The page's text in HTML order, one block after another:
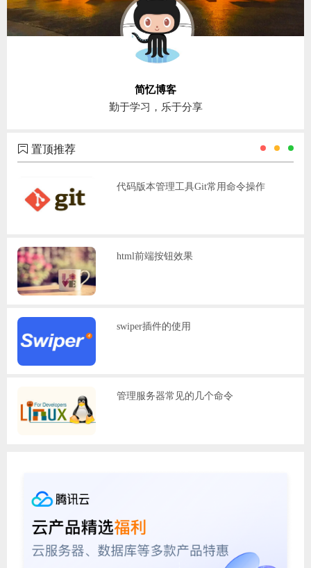
简忆博客
勤于学习，乐于分享
置顶推荐
代码版本管理工具Git常用命令操作
html前端按钮效果
swiper插件的使用
管理服务器常见的几个命令